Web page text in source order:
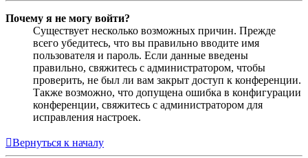
Почему я не могу войти?
Существует несколько возможных причин. Прежде
всего убедитесь, что вы правильно вводите имя
пользователя и пароль. Если данные введены
правильно, свяжитесь с администратором, чтобы
проверить, не был ли вам закрыт доступ к конференции.
Также возможно, что допущена ошибка в конфигурации
конференции, свяжитесь с администратором для
исправления настроек.
Вернуться к началу